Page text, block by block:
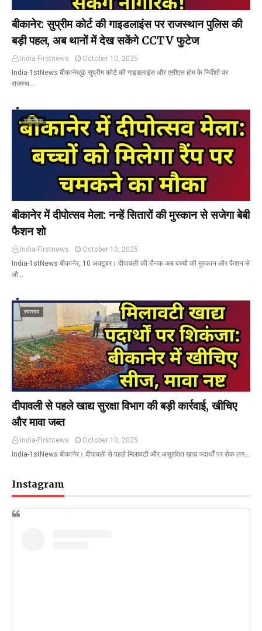
बीकानेर: सुप्रीम कोर्ट की गाइडलाइंस पर राजस्थान पुलिस की
बड़ी पहल, अब थानों में देख सकेंगे CCTV फुटेज
India-Firstnews
October 10, 2025
India-1stNews बीकानेर@ सुप्रीम कोर्ट की गाइडलाइंस और एसीएस होम के निर्देशों पर
राजस्थ…
सामाजिक
बीकानेर में दीपोत्सव मेला: नन्हें सितारों की मुस्कान से सजेगा बेबी
फैशन शो
India-Firstnews
October 10, 2025
India-1stNews बीकानेर, 10 अक्टूबर। दीपावली की रौनक अब बच्चों की मुस्कान और फैशन से
औ…
स्वास्थ्य
दीपावली से पहले खाद्य सुरक्षा विभाग की बड़ी कार्रवाई, खीचिए
और मावा जब्त
India-Firstnews
October 10, 2025
India-1stNews बीकानेर। दीपावली से पहले मिलावटी और असुरक्षित खाद्य पदार्थों पर रोक लग…
Instagram